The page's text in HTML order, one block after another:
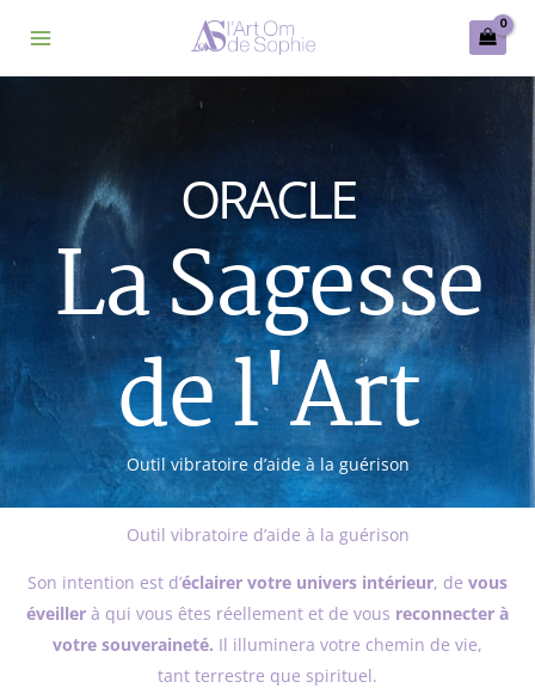
contenu
ORACLE
La Sagesse
de l'Art
Outil vibratoire d’aide à la guérison
Outil vibratoire d’aide à la guérison
Son intention est d’éclairer votre univers intérieur, de vous
éveiller à qui vous êtes réellement et de vous reconnecter à
votre souveraineté. Il illuminera votre chemin de vie,
tant terrestre que spirituel.